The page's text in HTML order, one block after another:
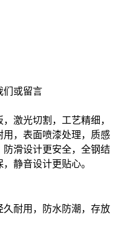
们或留言
激光切割，工艺精细，
，表面喷漆处理，质感
滑设计更安全，全钢结
静音设计更贴心。
耐用，防水防潮，存放